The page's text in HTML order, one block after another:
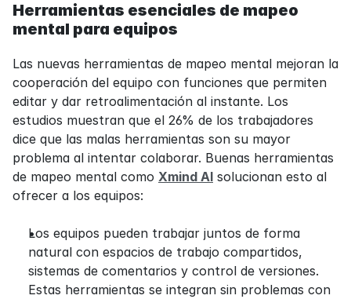
Herramientas esenciales de mapeo
mental para equipos
Las nuevas herramientas de mapeo mental mejoran la
cooperación del equipo con funciones que permiten
editar y dar retroalimentación al instante. Los
estudios muestran que el 26% de los trabajadores
dice que las malas herramientas son su mayor
problema al intentar colaborar. Buenas herramientas
de mapeo mental como Xmind AI solucionan esto al
ofrecer a los equipos:
Los equipos pueden trabajar juntos de forma
natural con espacios de trabajo compartidos,
sistemas de comentarios y control de versiones.
Estas herramientas se integran sin problemas con